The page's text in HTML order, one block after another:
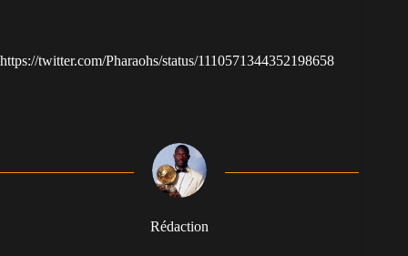
https://twitter.com/Pharaohs/status/1110571344352198658
Rédaction